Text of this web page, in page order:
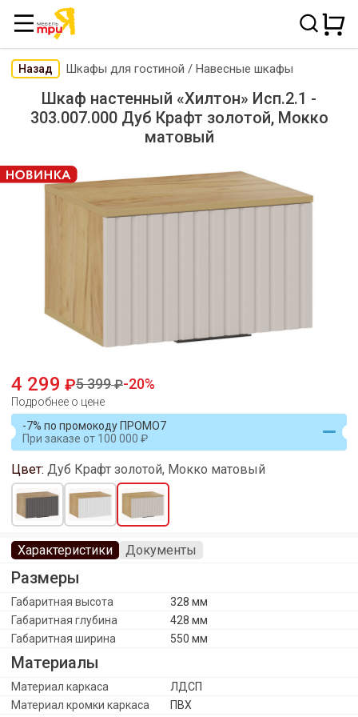
Назад Шкафы для гостиной / Навесные шкафы
Шкаф настенный «Хилтон» Исп.2.1 -
303.007.000 Дуб Крафт золотой, Мокко
матовый
4 299 5 399 20
Подробнее о цене
-7% по промокоду ПРОМО7
При заказе от 100 000
Цвет: Дуб Крафт золотой, Мокко матовый
Характеристики Документы
Размеры
Габаритная высота
328 мм
Габаритная глубина
428 мм
Габаритная ширина
550 мм
Материалы
Материал каркаса
ЛДСП
Материал кромки каркаса
ПВХ